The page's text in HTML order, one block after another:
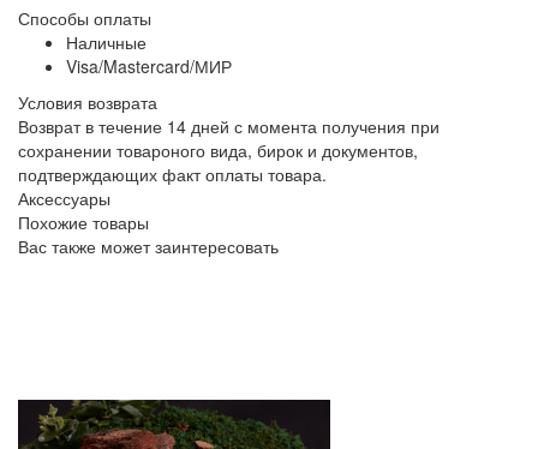
Способы оплаты
Наличные
Visa/Mastercard/МИР
Условия возврата
Возврат в течение 14 дней с момента получения при
сохранении товароного вида, бирок и документов,
подтверждающих факт оплаты товара.
Аксессуары
Похожие товары
Вас также может заинтересовать